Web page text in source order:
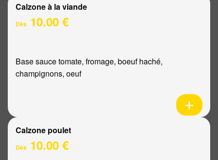
Calzone à la viande
Dès 10.00 €
Base sauce tomate, fromage, boeuf haché,
champignons, oeuf
Calzone poulet
Dès 10.00 €